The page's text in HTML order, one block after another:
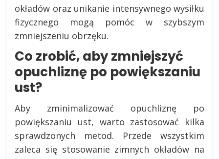
okładów oraz unikanie intensywnego wysiłku
fizycznego mogą pomóc w szybszym
zmniejszeniu obrzęku.
Co zrobić, aby zmniejszyć
opuchliznę po powiększaniu
ust?
Aby zminimalizować opuchliznę po
powiększaniu ust, warto zastosować kilka
sprawdzonych metod. Przede wszystkim
zaleca się stosowanie zimnych okładów na